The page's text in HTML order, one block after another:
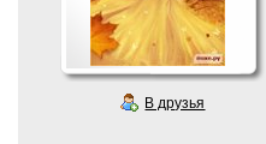
В друзья